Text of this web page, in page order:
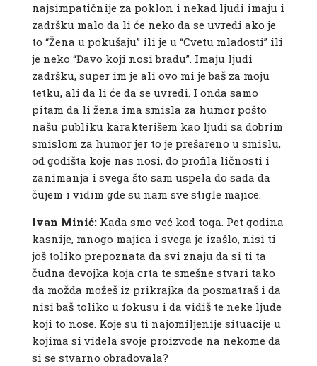
najsimpatičnije za poklon i nekad ljudi imaju i
zadršku malo da li će neko da se uvredi ako je
to “Žena u pokušaju” ili je u “Cvetu mladosti” ili
je neko “Đavo koji nosi bradu”. Imaju ljudi
zadršku, super im je ali ovo mi je baš za moju
tetku, ali da li će da se uvredi. I onda samo
pitam da li žena ima smisla za humor pošto
našu publiku karakterišem kao ljudi sa dobrim
smislom za humor jer to je prešareno u smislu,
od godišta koje nas nosi, do profila ličnosti i
zanimanja i svega što sam uspela do sada da
čujem i vidim gde su nam sve stigle majice.
Ivan Minić: Kada smo već kod toga. Pet godina
kasnije, mnogo majica i svega je izašlo, nisi ti
još toliko prepoznata da svi znaju da si ti ta
čudna devojka koja crta te smešne stvari tako
da možda možeš iz prikrajka da posmatraš i da
nisi baš toliko u fokusu i da vidiš te neke ljude
koji to nose. Koje su ti najomiljenije situacije u
kojima si videla svoje proizvode na nekome da
si se stvarno obradovala?